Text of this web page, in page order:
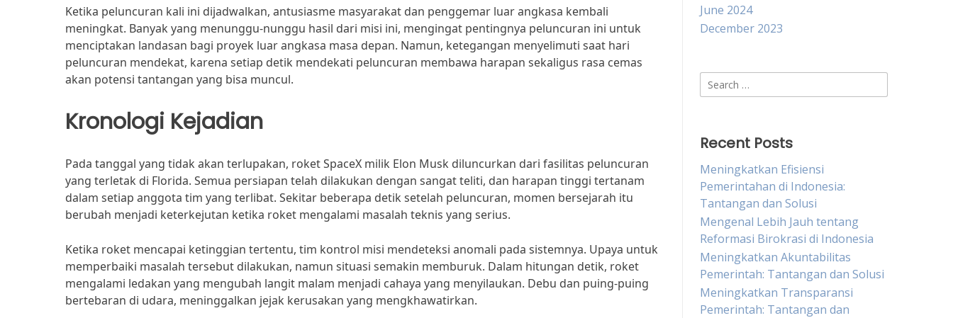
Ketika peluncuran kali ini dijadwalkan, antusiasme masyarakat dan penggemar luar angkasa kembali
meningkat. Banyak yang menunggu-nunggu hasil dari misi ini, mengingat pentingnya peluncuran ini untuk
menciptakan landasan bagi proyek luar angkasa masa depan. Namun, ketegangan menyelimuti saat hari
peluncuran mendekat, karena setiap detik mendekati peluncuran membawa harapan sekaligus rasa cemas
akan potensi tantangan yang bisa muncul.
Kronologi Kejadian
Pada tanggal yang tidak akan terlupakan, roket SpaceX milik Elon Musk diluncurkan dari fasilitas peluncuran
yang terletak di Florida. Semua persiapan telah dilakukan dengan sangat teliti, dan harapan tinggi tertanam
dalam setiap anggota tim yang terlibat. Sekitar beberapa detik setelah peluncuran, momen bersejarah itu
berubah menjadi keterkejutan ketika roket mengalami masalah teknis yang serius.
Ketika roket mencapai ketinggian tertentu, tim kontrol misi mendeteksi anomali pada sistemnya. Upaya untuk
memperbaiki masalah tersebut dilakukan, namun situasi semakin memburuk. Dalam hitungan detik, roket
mengalami ledakan yang mengubah langit malam menjadi cahaya yang menyilaukan. Debu dan puing-puing
bertebaran di udara, meninggalkan jejak kerusakan yang mengkhawatirkan.
June 2024
December 2023
Search
for:
Recent Posts
Meningkatkan Efisiensi
Pemerintahan di Indonesia:
Tantangan dan Solusi
Mengenal Lebih Jauh tentang
Reformasi Birokrasi di Indonesia
Meningkatkan Akuntabilitas
Pemerintah: Tantangan dan Solusi
Meningkatkan Transparansi
Pemerintah: Tantangan dan